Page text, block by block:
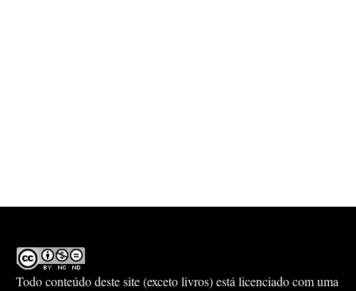
Todo conteúdo deste site (exceto livros) está licenciado com uma